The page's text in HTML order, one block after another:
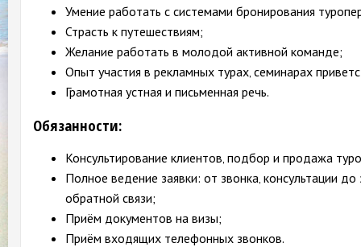
Умение работать с системами бронирования
Страсть к путешествиям;
Желание работать в молодой активной команде;
Опыт участия в рекламных турах‚ семинарах
Грамотная устная и письменная речь.
Обязанности:
Консультирование клиентов‚ подбор и продажа
Полное ведение заявки: от звонка‚ консультации
обратной связи;
Приём документов на визы;
Приём входящих телефонных звонков.